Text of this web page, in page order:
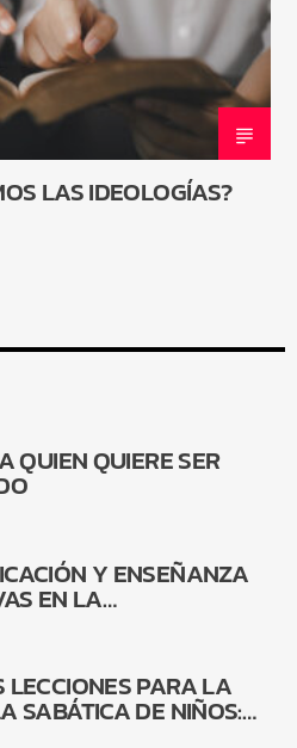
LAS IDEOLOGÍAS?
QUIEN QUIERE SER
Y ENSEÑANZA
EN LA
LECCIONES PARA LA
SABÁTICA DE NIÑOS: